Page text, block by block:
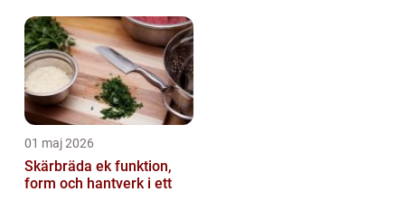
01 maj 2026
Skärbräda ek funktion,
form och hantverk i ett